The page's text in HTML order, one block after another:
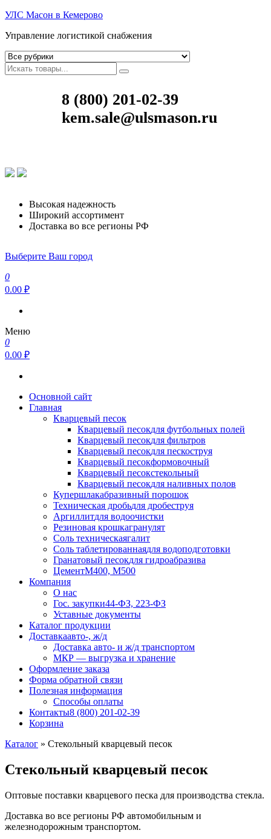
УЛС Масон в Кемерово
Управление логистикой снабжения
8 (800) 201-02-39
kem.sale@ulsmason.ru
Высокая надежность
Широкий ассортимент
Доставка во все регионы РФ
Выберите Ваш город
0
0.00 ₽
Меню
0
0.00 ₽
Основной сайт
Главная
Кварцевый песок
Кварцевый песокдля футбольных полей
Кварцевый песокдля фильтров
Кварцевый песокдля пескоструя
Кварцевый песокформовочный
Кварцевый песокстекольный
Кварцевый песокдля наливных полов
Купершлакабразивный порошок
Техническая дробьдля дробеструя
Аргиллитдля водоочистки
Резиновая крошкагранулят
Соль техническаягалит
Соль таблетированнаядля водоподготовки
Гранатовый песокдля гидроабразива
ЦементМ400, М500
Компания
О нас
Гос. закупки44-ФЗ, 223-ФЗ
Уставные документы
Каталог продукции
Доставкаавто-, ж/д
Доставка авто- и ж/д транспортом
МКР — выгрузка и хранение
Оформление заказа
Форма обратной связи
Полезная информация
Способы оплаты
Контакты8 (800) 201-02-39
Корзина
Каталог » Стекольный кварцевый песок
Стекольный кварцевый песок
Оптовые поставки кварцевого песка для производства стекла.
Доставка во все регионы РФ автомобильным и
железнодорожным транспортом.